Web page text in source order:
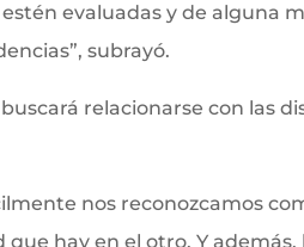
evaluadas y de alguna
subrayó.
relacionarse con las
nos reconozcamos
hay en el otro. Y